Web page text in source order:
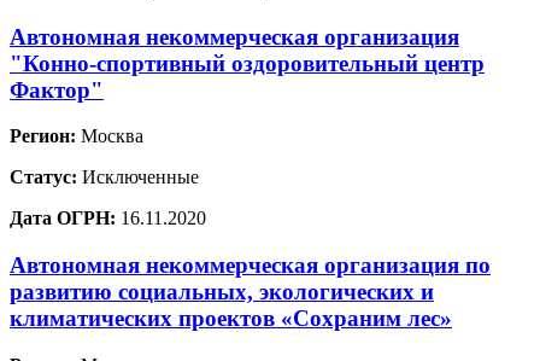
Автономная некоммерческая организация
"Конно-спортивный оздоровительный центр
Фактор"
Регион: Москва
Статус: Исключенные
Дата ОГРН: 16.11.2020
Автономная некоммерческая организация по
развитию социальных, экологических и
климатических проектов «Сохраним лес»